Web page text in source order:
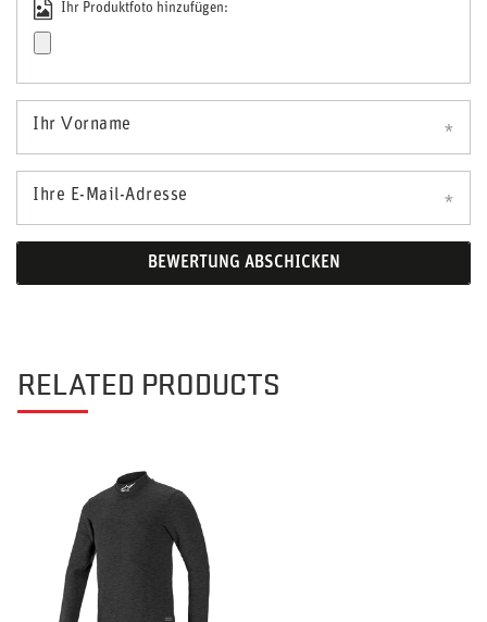
Ihr Produktfoto hinzufügen:
Ihr Vorname
Ihre E-Mail-Adresse
BEWERTUNG ABSCHICKEN
RELATED PRODUCTS